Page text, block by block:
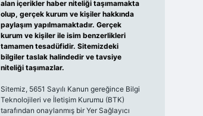
alan içerikler haber niteliği taşımamakta
olup, gerçek kurum ve kişiler hakkında
paylaşım yapılmamaktadır. Gerçek
kurum ve kişiler ile isim benzerlikleri
tamamen tesadüfidir. Sitemizdeki
bilgiler taslak halindedir ve tavsiye
niteliği taşımazlar.
Sitemiz, 5651 Sayılı Kanun gereğince Bilgi
Teknolojileri ve İletişim Kurumu (BTK)
tarafından onaylanmış bir Yer Sağlayıcı